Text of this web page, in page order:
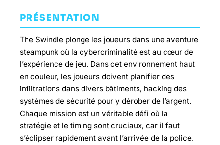
PRÉSENTATION
The Swindle plonge les joueurs dans une aventure
steampunk où la cybercriminalité est au cœur de
l’expérience de jeu. Dans cet environnement haut
en couleur, les joueurs doivent planifier des
infiltrations dans divers bâtiments, hacking des
systèmes de sécurité pour y dérober de l’argent.
Chaque mission est un véritable défi où la
stratégie et le timing sont cruciaux, car il faut
s’éclipser rapidement avant l’arrivée de la police.